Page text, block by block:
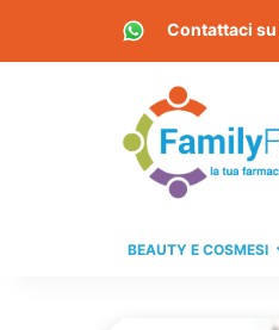
Contattaci su
BEAUTY E COSMESI